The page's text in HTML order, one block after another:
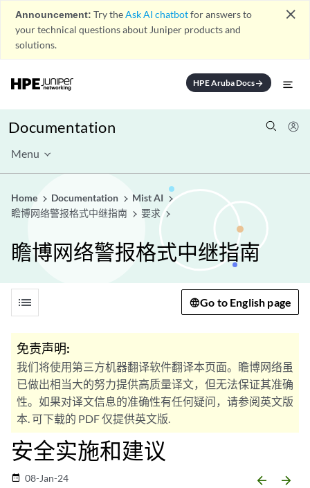
Announcement: Try theAsk AI chatbotfor answers to
your technical questions about Juniper products and
solutions.
close
HPE Aruba Docsarrow_forward
Documentation
Menu
Home Documentation
Mist AI
瞻博网络警报格式中继指南
要求
瞻博网络警报格式中继指南
list Go to English page
免责声明:
我们将使用第三方机器翻译软件翻译本页面。瞻博网络虽
已做出相当大的努力提供高质量译文，但无法保证其准确
性。如果对译文信息的准确性有任何疑问，请参阅英文版
本. 可下载的 PDF 仅提供英文版.
安全实施和建议
date_range 08-Jan-24 arrow_backward arrow_forward